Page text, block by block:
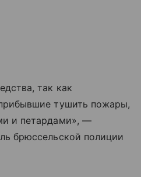
так как
тушить пожары,
и петардами», —
брюссельской полиции